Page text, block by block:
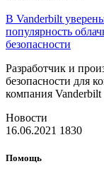
В Vanderbilt
популярность
безопасности
Разработчик и
безопасности для
компания Vanderbilt
Новости
16.06.2021 1830
Помощь